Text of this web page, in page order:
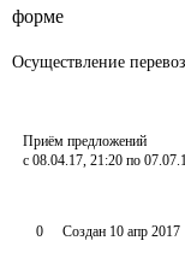
форме
Осуществление
Приём предложений
с 08.04.17, 21:20 по
0 Создан 10 апр 2017